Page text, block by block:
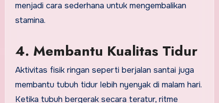
menjadi cara sederhana untuk mengembalikan
stamina.
4. Membantu Kualitas Tidur
Aktivitas fisik ringan seperti berjalan santai juga
membantu tubuh tidur lebih nyenyak di malam hari.
Ketika tubuh bergerak secara teratur, ritme